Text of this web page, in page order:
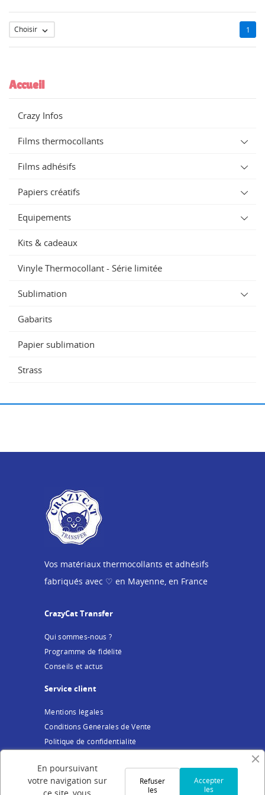
Accueil
Crazy Infos
Films thermocollants
Films adhésifs
Papiers créatifs
Equipements
Kits & cadeaux
Vinyle Thermocollant - Série limitée
Sublimation
Gabarits
Papier sublimation
Strass
Choisir  1
Vos matériaux thermocollants et adhésifs
fabriqués avec ♡ en Mayenne, en France
CrazyCat Transfer
Qui sommes-nous ?
Programme de fidélité
Conseils et actus
Service client
Mentions légales
Conditions Générales de Vente
Politique de confidentialité
Votre compte
En poursuivant
votre navigation sur
Accepter
les
Refuser
les